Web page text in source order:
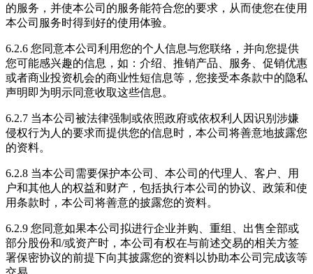
的服务，并使本公司的服务能符合您的要求，从而使您在使用
本公司服务时得到好的使用体验。
6.2.6 您同意本公司利用您的个人信息与您联络，并向您提供
您可能感兴趣的信息，如：介绍、推销产品、服务、促销优惠
或者商业投资机会的商业性短信息等，您接受本条款中的隐私
声明即为明示同意收取这些信息。
6.2.7 当本公司被法律强制或依照政府或依权利人因识别涉嫌
侵权行为人的要求而提供您的信息时，本公司将善意地披露您
的资料。
6.2.8 当本公司需要保护本公司、本公司的代理人、客户、用
户和其他人的权益和财产，包括执行本公司的协议、政策和使
用条款时，本公司将善意的披露您的资料。
6.2.9 您同意如果本公司拟进行企业并购、重组、出售全部或
部分股份和/或资产时，本公司有权在与前述交易的相关方签
署保密协议的前提下向其披露您的资料以协助本公司完成该等